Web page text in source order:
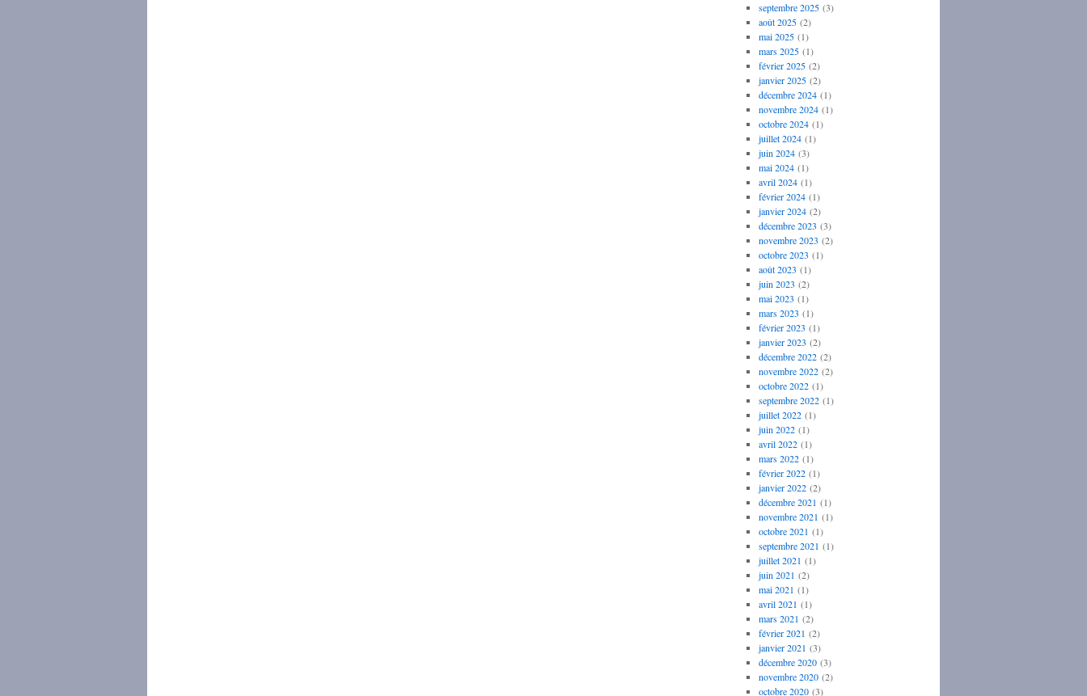
septembre 2025(3)
août 2025(2)
mai 2025(1)
mars 2025(1)
février 2025(2)
janvier 2025(2)
décembre 2024(1)
novembre 2024(1)
octobre 2024(1)
juillet 2024(1)
juin 2024(3)
mai 2024(1)
avril 2024(1)
février 2024(1)
janvier 2024(2)
décembre 2023 (3)
novembre 2023 (2)
octobre 2023 (1)
août 2023 (1)
juin 2023 (2)
mai 2023 (1)
mars 2023 (1)
février 2023 (1)
janvier 2023 (2)
décembre 2022(2)
novembre 2022(2)
octobre 2022(1)
septembre 2022(1)
juillet 2022(1)
juin 2022(1)
avril 2022(1)
mars 2022(1)
février 2022(1)
janvier 2022(2)
décembre 2021 (1)
novembre 2021 (1)
octobre 2021 (1)
septembre 2021 (1)
juillet 2021 (1)
juin 2021 (2)
mai 2021 (1)
avril 2021 (1)
mars 2021 (2)
février 2021 (2)
janvier 2021 (3)
décembre 2020(3)
novembre 2020(2)
octobre 2020(3)